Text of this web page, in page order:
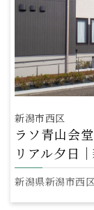
新潟市西区
ラソ青山会
リアル夕日
新潟県新潟市西